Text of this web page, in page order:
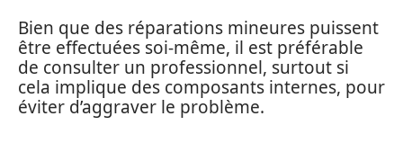
Bien que des réparations mineures puissent
être effectuées soi-même, il est préférable
de consulter un professionnel, surtout si
cela implique des composants internes, pour
éviter d’aggraver le problème.